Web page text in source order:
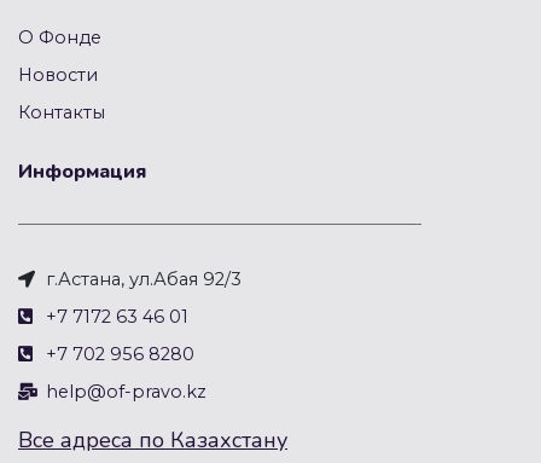
О Фонде
Новости
Контакты
Информация
г.Астана, ул.Абая 92/3
+7 7172 63 46 01
+7 702 956 8280
help@of-pravo.kz
Все адреса по Казахстану